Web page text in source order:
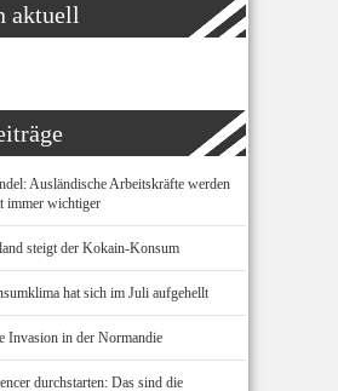
aktuell
Ausländische Arbeitskräfte werden
immer wichtiger
steigt der Kokain-Konsum
hat sich im Juli aufgehellt
Invasion in der Normandie
durchstarten: Das sind die